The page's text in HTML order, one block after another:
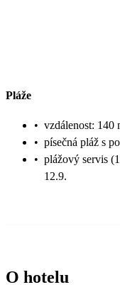
Pláže
• vzdálenost: 140
• písečná pláž s
• plážový servis
12.9.
O hotelu